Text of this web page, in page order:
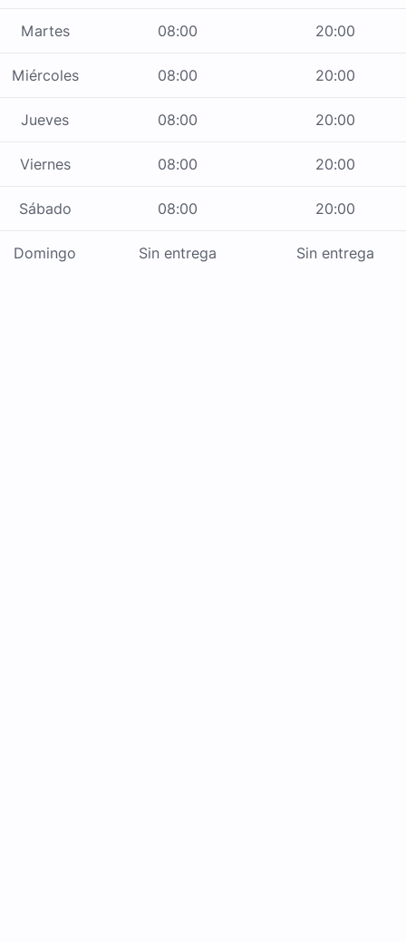
Martes 08:00 20:00
Miércoles 08:00 20:00
Jueves 08:00 20:00
Viernes 08:00 20:00
Sábado 08:00 20:00
Domingo Sin entrega Sin entrega